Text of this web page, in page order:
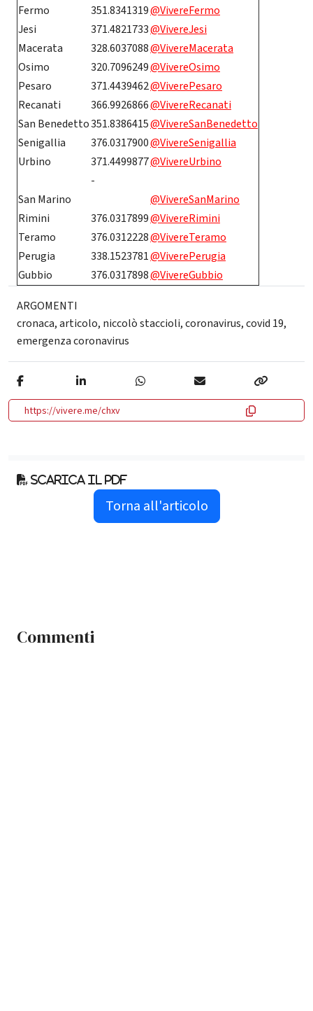
Fermo
351.8341319@VivereFermo
Jesi
371.4821733@VivereJesi
Macerata
328.6037088@VivereMacerata
Osimo
320.7096249@VivereOsimo
Pesaro
371.4439462@ViverePesaro
Recanati
366.9926866@VivereRecanati
San Benedetto351.8386415@VivereSanBenedetto
Senigallia
376.0317900@VivereSenigallia
Urbino
371.4499877@VivereUrbino
-
San Marino
@VivereSanMarino
Rimini
376.0317899@VivereRimini
Teramo
376.0312228@VivereTeramo
Perugia
338.1523781@ViverePerugia
Gubbio
376.0317898@VivereGubbio
ARGOMENTI
cronaca,articolo, niccolò staccioli,coronavirus,covid 19,
emergenza coronavirus
https://vivere.me/chxv
Scarica il pdf
Torna all'articolo
Commenti